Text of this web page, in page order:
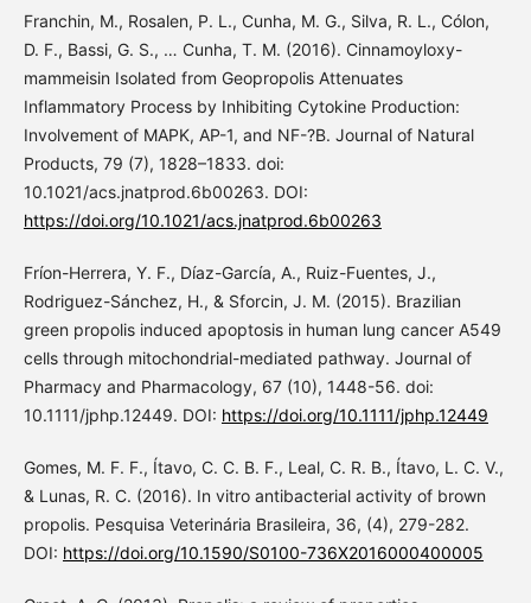
Franchin, M., Rosalen, P. L., Cunha, M. G., Silva, R. L., Cólon,
D. F., Bassi, G. S., … Cunha, T. M. (2016). Cinnamoyloxy-
mammeisin Isolated from Geopropolis Attenuates
Inflammatory Process by Inhibiting Cytokine Production:
Involvement of MAPK, AP-1, and NF-?B. Journal of Natural
Products, 79 (7), 1828–1833. doi:
10.1021/acs.jnatprod.6b00263. DOI:
https://doi.org/10.1021/acs.jnatprod.6b00263
Fríon-Herrera, Y. F., Díaz-García, A., Ruiz-Fuentes, J.,
Rodriguez-Sánchez, H., & Sforcin, J. M. (2015). Brazilian
green propolis induced apoptosis in human lung cancer A549
cells through mitochondrial-mediated pathway. Journal of
Pharmacy and Pharmacology, 67 (10), 1448-56. doi:
10.1111/jphp.12449. DOI: https://doi.org/10.1111/jphp.12449
Gomes, M. F. F., Ítavo, C. C. B. F., Leal, C. R. B., Ítavo, L. C. V.,
& Lunas, R. C. (2016). In vitro antibacterial activity of brown
propolis. Pesquisa Veterinária Brasileira, 36, (4), 279-282.
DOI: https://doi.org/10.1590/S0100-736X2016000400005